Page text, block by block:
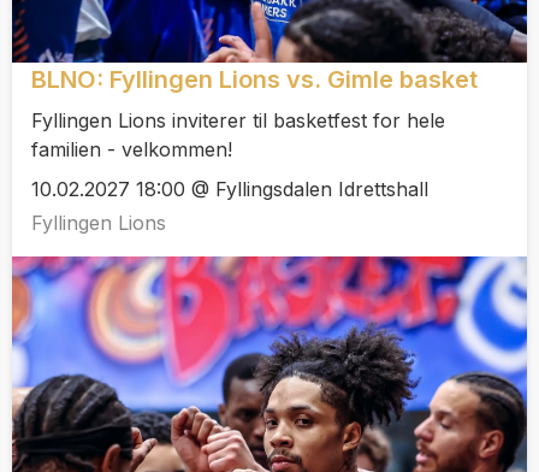
BLNO: Fyllingen Lions vs. Gimle basket
Fyllingen Lions inviterer til basketfest for hele
familien - velkommen!
10.02.2027 18:00 @ Fyllingsdalen Idrettshall
Fyllingen Lions